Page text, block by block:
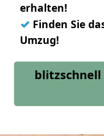
erhalten!
✓ Finden Sie
Umzug!
blitzschnell